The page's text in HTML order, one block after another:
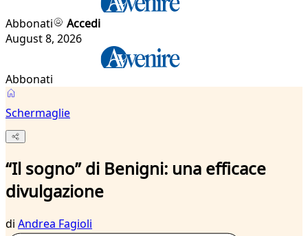
Abbonati
Accedi
August 8, 2026
Abbonati
Schermaglie
“Il sogno” di Benigni: una efficace
divulgazione
di Andrea Fagioli